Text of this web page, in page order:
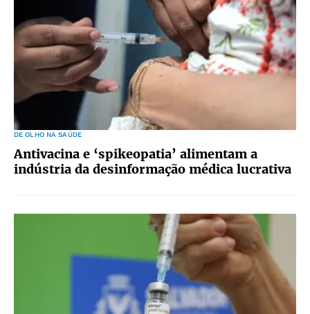
DE OLHO NA SAÚDE
Antivacina e ‘spikeopatia’ alimentam a
indústria da desinformação médica lucrativa